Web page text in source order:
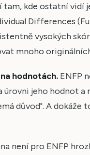
tam, kde ostatní vidí
Differences
vysokých
mnoho
hodnotách. ENFP
úrovni jeho hodnot
důvod". A
není pro ENFP